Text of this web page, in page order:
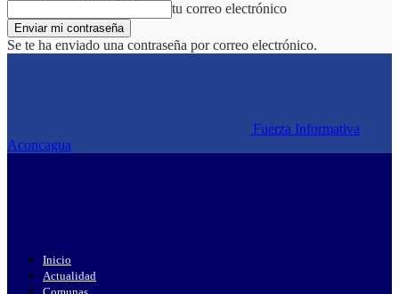
tu correo electrónico
Se te ha enviado una contraseña por correo electrónico.
Fuerza Informativa
Aconcagua
Inicio
Actualidad